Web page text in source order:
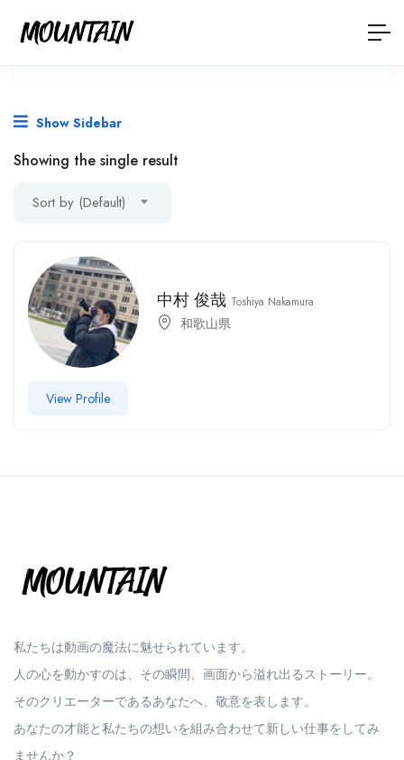
Show Sidebar
Showing the single result
Sort by (Default)
中村 俊哉 Toshiya Nakamura
和歌山県
View Profile
私たちは動画の魔法に魅せられています。
人の心を動かすのは、その瞬間、画面から溢れ出るストーリー。
そのクリエーターであるあなたへ、敬意を表します。
あなたの才能と私たちの想いを組み合わせて新しい仕事をしてみ
ませんか？